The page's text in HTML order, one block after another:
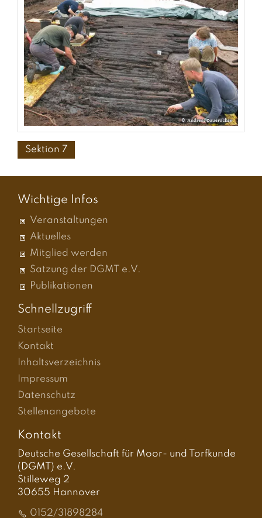
Sektion 7
Wichtige Infos
Veranstaltungen
Aktuelles
Mitglied werden
Satzung der DGMT e.V.
Publikationen
Schnellzugriff
Startseite
Kontakt
Inhaltsverzeichnis
Impressum
Datenschutz
Stellenangebote
Kontakt
Deutsche Gesellschaft für Moor- und Torfkunde
(DGMT) e.V.
Stilleweg 2
30655 Hannover
0152/31898284